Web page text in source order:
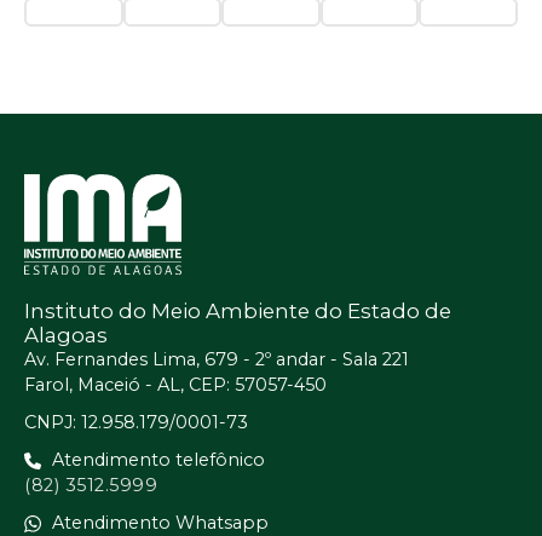
Instituto do Meio Ambiente do Estado de
Alagoas
Av. Fernandes Lima, 679 - 2º andar - Sala 221
Farol, Maceió - AL, CEP: 57057-450
CNPJ: 12.958.179/0001-73
Atendimento telefônico
(82) 3512.5999
Atendimento Whatsapp